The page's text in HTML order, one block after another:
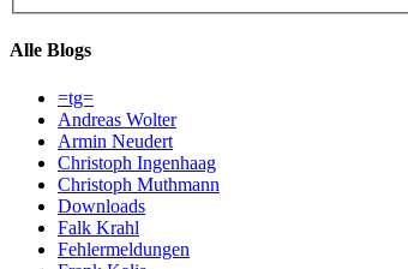
Alle Blogs
=tg=
Andreas Wolter
Armin Neudert
Christoph Ingenhaag
Christoph Muthmann
Downloads
Falk Krahl
Fehlermeldungen